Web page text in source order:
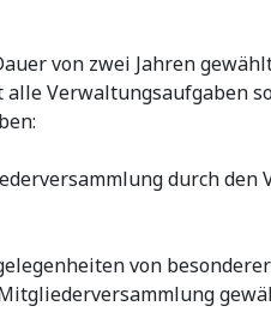
von zwei Jahren
Verwaltungsaufgaben
durch den
von